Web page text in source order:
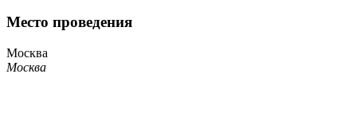
Место проведения
Москва
Москва